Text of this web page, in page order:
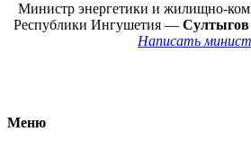
Министр энергетики и жилищно-
Республики Ингушетия —
Написать
Меню